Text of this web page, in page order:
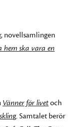
r, novellsamlingen
ska vara en
Vänner för livetoch
g. Samtalet berör